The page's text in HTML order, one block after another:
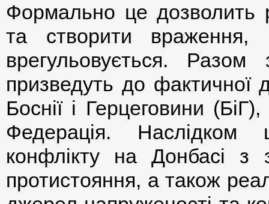
Формально це дозволить
та створити враження,
врегульовується.
призведуть до фактичної
Боснії і Герцеговини
Федерація. Наслідком
конфлікту на Донбасі з
протистояння, а також